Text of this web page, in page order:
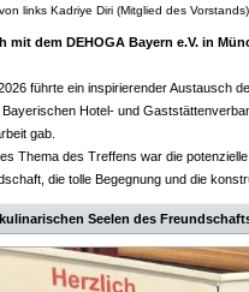
links Kadriye Diri (Mitglied des
mit dem DEHOGA Bayern e.V. in
führte ein inspirierender Austausch
Hotel- und
gab.
Thema des Treffens war die
die tolle Begegnung und die
Seelen des